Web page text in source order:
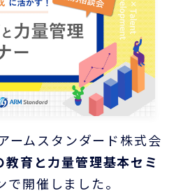
ームスタンダード株式会
教育と力量管理基本セミ
で開催しました。